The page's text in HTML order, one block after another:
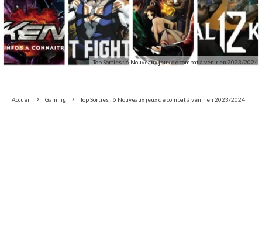
Top Sorties : 6 Nouveaux jeux de combat à venir en 2023/2024
Accueil Gaming Top Sorties : 6 Nouveaux jeux de combat à venir en 2023/2024